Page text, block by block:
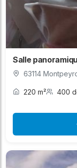
Salle
63114
220 m² 400